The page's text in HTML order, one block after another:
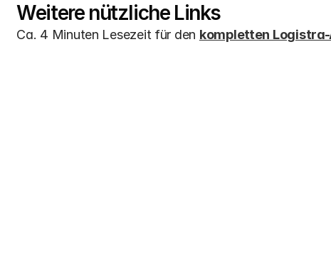
Weitere nützliche Links
Ca. 4 Minuten Lesezeit für den kompletten